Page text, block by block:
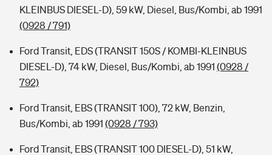
KLEINBUS DIESEL-D), 59 kW, Diesel, Bus/Kombi, ab 1991
(0928 / 791)
Ford Transit, EDS (TRANSIT 150S / KOMBI-KLEINBUS
DIESEL-D), 74 kW, Diesel, Bus/Kombi, ab 1991 (0928 /
792)
Ford Transit, EBS (TRANSIT 100), 72 kW, Benzin,
Bus/Kombi, ab 1991 (0928 / 793)
Ford Transit, EBS (TRANSIT 100 DIESEL-D), 51 kW,